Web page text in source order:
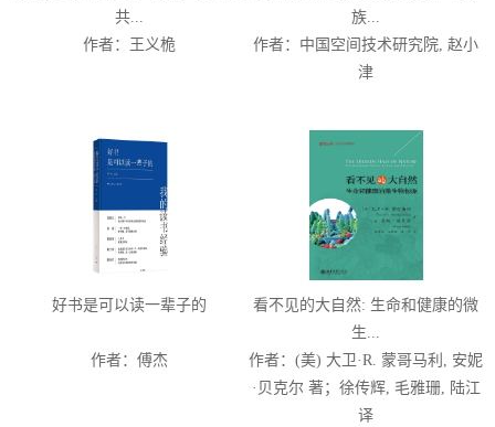
共...
作者：王义桅
族...
作者：中国空间技术研究院, 赵小
津
好书是可以读一辈子的
作者：傅杰
看不见的大自然: 生命和健康的微
生...
作者：(美) 大卫·R. 蒙哥马利, 安妮
·贝克尔 著；徐传辉, 毛雅珊, 陆江
译